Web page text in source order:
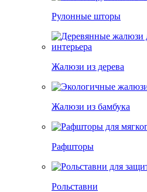
Рулонные шторы
Жалюзи из дерева
Жалюзи из бамбука
Рафшторы
Рольставни